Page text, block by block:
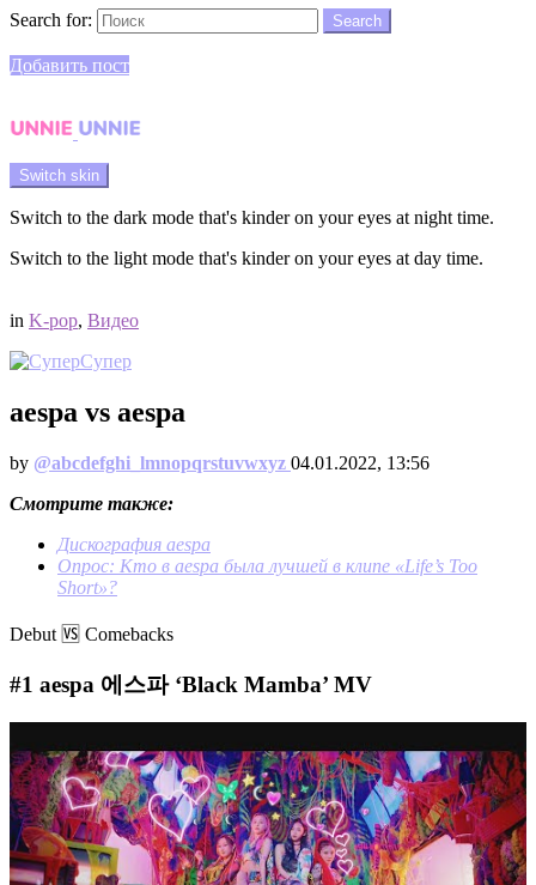
Search for:
Search
Добавить пост
Switch skin
Switch to the dark mode that's kinder on your eyes at night time.
Switch to the light mode that's kinder on your eyes at day time.
in K-pop, Видео
Супер
aespa vs aespa
by @аbcdefghi_lmnopqrstuvwxyz 04.01.2022, 13:56
Смотрите также:
Дискография aespa
Опрос: Кто в aespa была лучшей в клипе «Life’s Too
Short»?
Debut 🆚 Comebacks
#1 aespa 에스파 ‘Black Mamba’ MV